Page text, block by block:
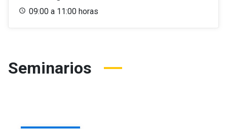
09:00 a 11:00 horas
Seminarios